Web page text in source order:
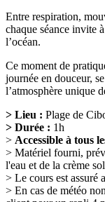
Entre respiration,
chaque séance invite
l’océan.
Ce moment de
journée en douceur,
l’atmosphère unique
> Lieu : Plage de
> Durée : 1h
> Accessible à tous
> Matériel fourni,
l'eau et de la crème
> Le cours est assuré
> En cas de météo